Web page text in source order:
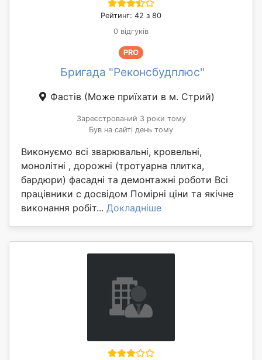
Рейтинг: 42 з 80
0 відгуків
PRO
Бригада "Реконсбудплюс"
Фастів (Може приїхати в м. Стрий)
Зареєстрований 3 роки тому
Був на сайті день тому
Виконуємо всі зварювальні, кровельні,
монолітні , дорожні (тротуарна плитка,
бардюри) фасадні та демонтажні роботи Всі
працівники с досвідом Помірні ціни та якічне
виконання робіт... Докладніше